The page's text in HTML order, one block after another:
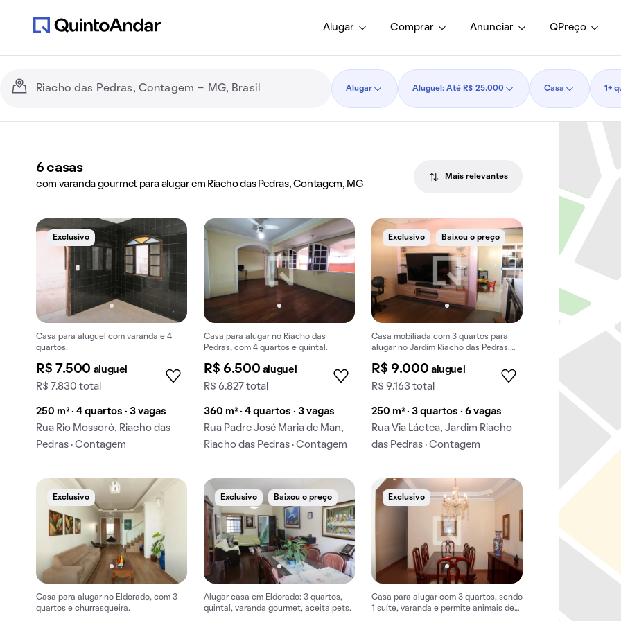
Alugar Comprar Anunciar QPreço
Alugar Aluguel: Até R$ 25.000 Casa 1+
6casas
com varanda gourmet para alugar em Riacho das Pedras, Contagem, MG
Mais relevantes
Exclusivo
Casa para aluguel com varanda e 4
quartos.
R$ 7.500 aluguel
R$ 7.830 total
250 m² · 4 quartos · 3 vagas
Rua Rio Mossoró, Riacho das
Pedras · Contagem
Casa para alugar no Riacho das
Pedras, com 4 quartos e quintal.
R$ 6.500 aluguel
R$ 6.827 total
360 m² · 4 quartos · 3 vagas
Rua Padre José Maria de Man,
Riacho das Pedras · Contagem
Exclusivo Baixou o preço
Casa mobiliada com 3 quartos para
alugar no Jardim Riacho das Pedras.
R$ 9.000 aluguel
R$ 9.163 total
250 m² · 3 quartos · 6 vagas
Rua Via Láctea, Jardim Riacho
das Pedras · Contagem
Exclusivo
Casa para alugar no Eldorado, com 3
quartos e churrasqueira.
Exclusivo Baixou o preço
Alugar casa em Eldorado: 3 quartos,
quintal, varanda gourmet, aceita pets.
Exclusivo
Casa para alugar com 3 quartos, sendo
1 suíte, varanda e permite animais de